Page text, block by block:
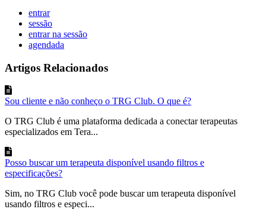
entrar
sessão
entrar na sessão
agendada
Artigos Relacionados
Sou cliente e não conheço o TRG Club. O que é?
O TRG Club é uma plataforma dedicada a conectar terapeutas
especializados em Tera...
Posso buscar um terapeuta disponível usando filtros e
especificações?
Sim, no TRG Club você pode buscar um terapeuta disponível
usando filtros e especi...